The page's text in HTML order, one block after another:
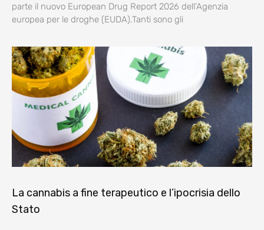
parte il nuovo European Drug Report 2026 dell’Agenzia
europea per le droghe (EUDA).Tanti sono gli
La cannabis a fine terapeutico e l’ipocrisia dello
Stato